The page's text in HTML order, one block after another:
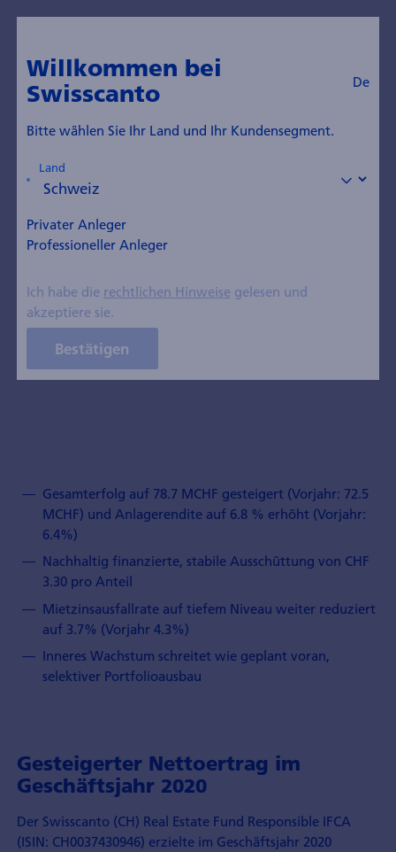
Institutionelle
Anlegerinformationen
Swisscanto (CH) Real
Estate Fund Responsible
Geschäftsjahr 2020
Medienmitteilung vom 6. April 2021
Gesamterfolg auf 78.7 MCHF gesteigert (Vorjahr: 72.5
MCHF) und Anlagerendite auf 6.8 % erhöht (Vorjahr:
6.4%)
Nachhaltig finanzierte, stabile Ausschüttung von CHF
3.30 pro Anteil
Mietzinsausfallrate auf tiefem Niveau weiter reduziert
auf 3.7% (Vorjahr 4.3%)
Inneres Wachstum schreitet wie geplant voran,
selektiver Portfolioausbau
Gesteigerter Nettoertrag im
Geschäftsjahr 2020
Der Swisscanto (CH) Real Estate Fund Responsible IFCA
(ISIN: CH0037430946) erzielte im Geschäftsjahr 2020
Willkommen bei
Swisscanto
De
Bitte wählen Sie Ihr Land und Ihr Kundensegment.
Land
Privater Anleger
Professioneller Anleger
Ich habe die rechtlichen Hinweisegelesen und
akzeptiere sie.
Bestätigen